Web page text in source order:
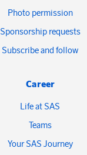
Photo permission
Sponsorship requests
Subscribe and follow
Career
Life at SAS
Teams
Your SAS Journey